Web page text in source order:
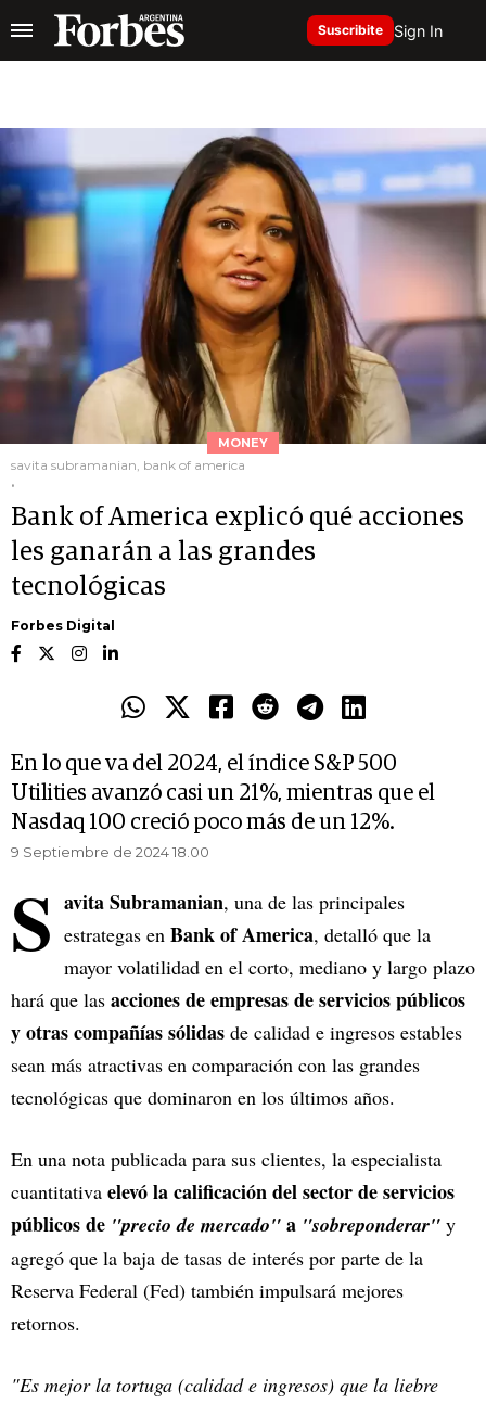
Suscribite Sign In
MONEY
savita subramanian, bank of america
.
Bank of America explicó qué acciones
les ganarán a las grandes
tecnológicas
Forbes Digital
En lo que va del 2024, el índice S&P 500
Utilities avanzó casi un 21%, mientras que el
Nasdaq 100 creció poco más de un 12%.
9 Septiembre de 2024 18.00
S avita Subramanian, una de las principales
estrategas en Bank of America, detalló que la
mayor volatilidad en el corto, mediano y largo plazo
hará que las acciones de empresas de servicios públicos
y otras compañías sólidas de calidad e ingresos estables
sean más atractivas en comparación con las grandes
tecnológicas que dominaron en los últimos años.
En una nota publicada para sus clientes, la especialista
cuantitativa elevó la calificación del sector de servicios
públicos de "precio de mercado" a "sobreponderar" y
agregó que la baja de tasas de interés por parte de la
Reserva Federal (Fed) también impulsará mejores
retornos.
"Es mejor la tortuga (calidad e ingresos) que la liebre